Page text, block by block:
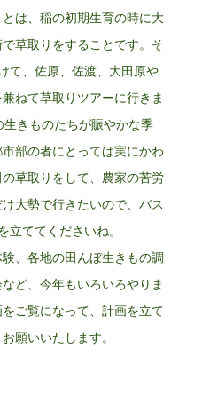
は、稲の初期生育の時に大
草取りをすることです。そ
て、佐原、佐渡、大田原や
ねて草取りツアーに行きま
きものたちが賑やかな季
部の者にとっては実にかわ
草取りをして、農家の苦労
大勢で行きたいので、バス
ててくださいね。
、各地の田んぼ生きもの調
ど、今年もいろいろやりま
ご覧になって、計画を立て
願いいたします。